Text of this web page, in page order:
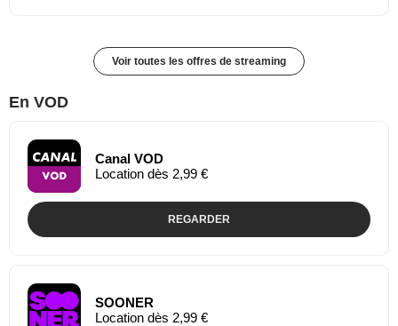
Voir toutes les offres de streaming
En VOD
Canal VOD
Location dès 2,99 €
REGARDER
SOONER
Location dès 2,99 €